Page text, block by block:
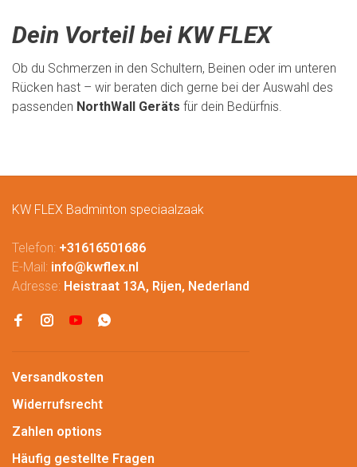
Dein Vorteil bei KW FLEX
Ob du Schmerzen in den Schultern, Beinen oder im unteren
Rücken hast – wir beraten dich gerne bei der Auswahl des
passenden NorthWall Geräts für dein Bedürfnis.
KW FLEX Badminton speciaalzaak
Telefon: +31616501686
E-Mail: info@kwflex.nl
Adresse: Heistraat 13A, Rijen, Nederland
Versandkosten
Widerrufsrecht
Zahlen options
Häufig gestellte Fragen